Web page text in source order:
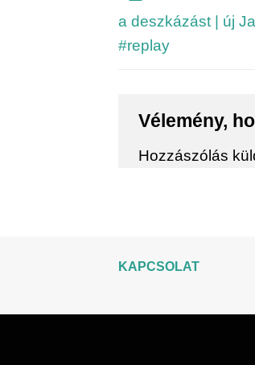
a deszkázást | új
#replay
Vélemény,
Hozzászólás
KAPCSOLAT